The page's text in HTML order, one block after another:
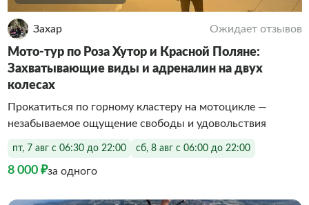
Захар Ожидает отзывов
Мото-тур по Роза Хутор и Красной Поляне:
Захватывающие виды и адреналин на двух
колесах
Прокатиться по горному кластеру на мотоцикле —
незабываемое ощущение свободы и удовольствия
пт, 7 авг с 06:30 до 22:00 сб, 8 авг с 06:00 до 22:00
8 000 ₽за одного